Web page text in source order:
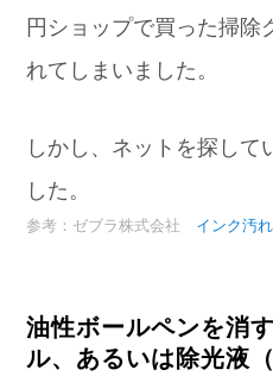
円ショップで買った掃除
れてしまいました。
しかし、ネットを探して
した。
参考：ゼブラ株式会社 インク汚
油性ボールペンを消
ル、あるいは除光液